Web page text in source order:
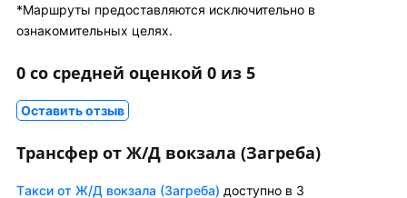
*Маршруты предоставляются исключительно в
ознакомительных целях.
0 со средней оценкой 0 из 5
Оставить отзыв
Трансфер от Ж/Д вокзала (Загреба)
Tакси от Ж/Д вокзала (Загреба) доступно в 3